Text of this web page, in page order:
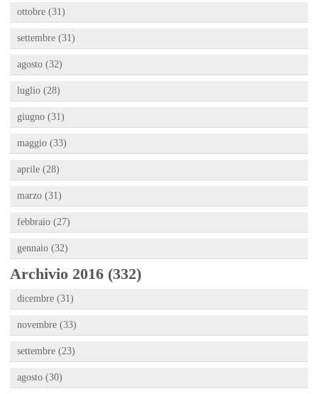
ottobre (31)
settembre (31)
agosto (32)
luglio (28)
giugno (31)
maggio (33)
aprile (28)
marzo (31)
febbraio (27)
gennaio (32)
Archivio 2016 (332)
dicembre (31)
novembre (33)
settembre (23)
agosto (30)